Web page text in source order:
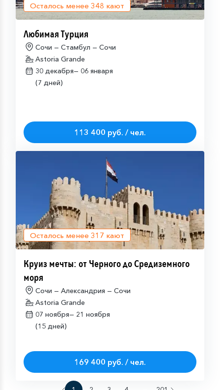
Осталось менее 348 кают
Любимая Турция
Сочи — Стамбул — Сочи
Astoria Grande
30 декабря— 06 января
(7 дней)
113 400 руб. / чел.
Осталось менее 317 кают
Круиз мечты: от Черного до Средиземного
моря
Сочи — Александрия — Сочи
Astoria Grande
07 ноября— 21 ноября
(15 дней)
169 400 руб. / чел.